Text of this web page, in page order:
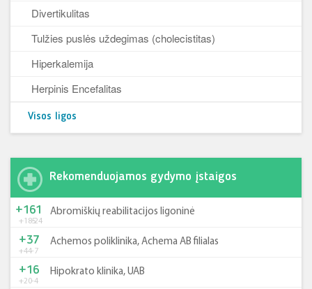
Divertikulitas
Tulžies puslės uždegimas (cholecistitas)
Hiperkalemija
Herpinis Encefalitas
Visos ligos
Rekomenduojamos gydymo įstaigos
+185-24
+161 Abromiškių reabilitacijos ligoninė
+44-7
+37 Achemos poliklinika, Achema AB filialas
+20-4
+16 Hipokrato klinika, UAB